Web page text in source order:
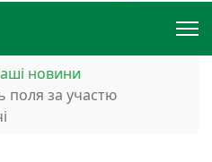
новини
поля за участю